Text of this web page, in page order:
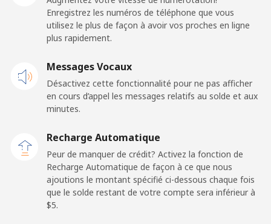
⁦$5⁩
⁦64.5¢⁩
Kuwait
Mobile ⁦6.9¢⁩
72 min pour
⁦$5⁩
-
Kyrgyzstan
Enregistrez les numéros de téléphone que vous
utilisez le plus de façon à avoir vos proches en ligne
plus rapidement.
Messages Vocaux
Désactivez cette fonctionnalité pour ne pas afficher
en cours d’appel les messages relatifs au solde et aux
minutes.
Recharge Automatique
Peur de manquer de crédit? Activez la fonction de
Recharge Automatique de façon à ce que nous
ajoutions le montant spécifié ci-dessous chaque fois
que le solde restant de votre compte sera inférieur à
⁦$5⁩.